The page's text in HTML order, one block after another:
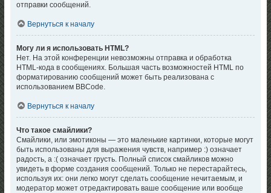
отправки сообщений.
Вернуться к началу
Могу ли я использовать HTML?
Нет. На этой конференции невозможны отправка и обработка
HTML-кода в сообщениях. Большая часть возможностей HTML по
форматированию сообщений может быть реализована с
использованием BBCode.
Вернуться к началу
Что такое смайлики?
Смайлики, или эмотиконы — это маленькие картинки, которые могут
быть использованы для выражения чувств, например :) означает
радость, а :( означает грусть. Полный список смайликов можно
увидеть в форме создания сообщений. Только не перестарайтесь,
используя их: они легко могут сделать сообщение нечитаемым, и
модератор может отредактировать ваше сообщение или вообще